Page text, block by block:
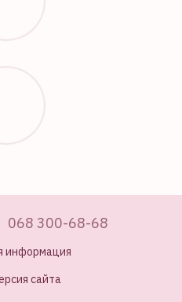
068 300-68-68
информация
сайта